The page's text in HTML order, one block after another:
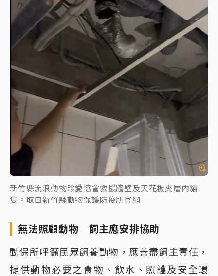
新竹縣流浪動物珍愛協會救援牆壁及天花板夾層內貓
隻。取自新竹縣動物保護防疫所官網
無法照顧動物 飼主應安排協助
動保所呼籲民眾飼養動物，應善盡飼主責任，
提供動物必要之食物、飲水、照護及安全環